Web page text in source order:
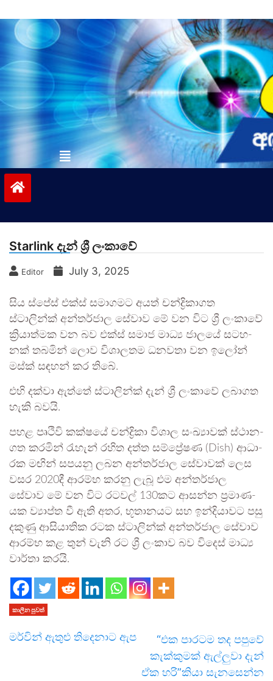
to
contentvinivida.lk
Starlink දැන් ශ්‍රී ලංකාවේ
Editor July 3, 2025
සිය ස්පේස් එක්ස් සමා­ග­මට අයත් චන්ද්‍රි­කා­ගත
ස්ටාලින්ක් අන්ත­ර්ජාල සේවාව මේ වන විට ශ්‍රී ලංකාවේ
ක්‍රියා­ත්මක වන බව එක්ස් සමාජ මාධ්‍ය ජාලයේ සට­හ­
නක් තබ­මින් ලොව විශා­ල­තම ධන­වතා වන ඉලෝන්
මස්ක් සඳ­හන් කර තිබේ.
එහි දක්වා ඇත්තේ ස්ටාලින්ක් දැන් ශ්‍රී ලංකාවේ ලබා­ගත
හැකි බවයි.
පහළ පෘථිවි කක්ෂයේ චන්ද්‍රිකා විශාල සංඛ්‍යා­වක් ස්ථාන­
ගත කර­මින් රැහැන් රහිත දත්ත සම්ප්‍රේ­ෂණ (Dish) ආධා­
රක මඟින් සප­යනු ලබන අන්ත­ර්ජාල සේවා­වක් ලෙස
වසර 2020දී ආරම්භ කරනු ලැබූ එම අන්ත­ර්ජාල
සේවාව මේ වන විට රට­වල් 130කට ආසන්න ප්‍රමා­ණ­
යක ව්‍යාප්ත වී ඇති අතර, භූතා­න­යට සහ ඉන්දි­යා­වට පසු
දකුණු ආසි­යා­තික රටක ස්ටාලින්ක් අන්ත­ර්ජාල සේවාව
ආරම්භ කළ තුන් වැනි රට ශ්‍රී ලංකාව බව විදෙස් මාධ්‍ය
වාර්තා කරයි.
කාලීන පුවත්
මර්වින් ඇතුළු තිදෙනාට ඇප
“එක පාරටම තද පපුවේ
කැක්කුමක් ඇල්ලුවා දැන්
ඒක හරි”කියා සැනසෙන්න